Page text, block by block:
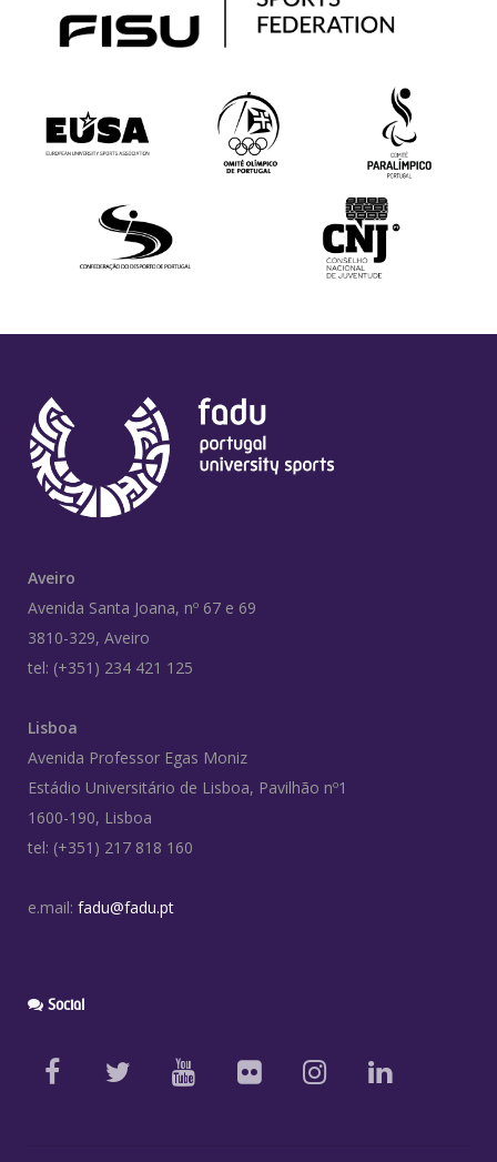
Aveiro
Avenida Santa Joana, nº 67 e 69
3810-329, Aveiro
tel: (+351) 234 421 125
Lisboa
Avenida Professor Egas Moniz
Estádio Universitário de Lisboa, Pavilhão nº1
1600-190, Lisboa
tel: (+351) 217 818 160
e.mail: fadu@fadu.pt
Social